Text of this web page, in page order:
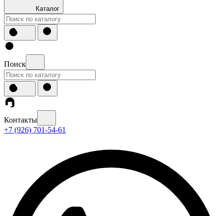
Каталог
Поиск
Контакты
+7 (926) 701-54-61